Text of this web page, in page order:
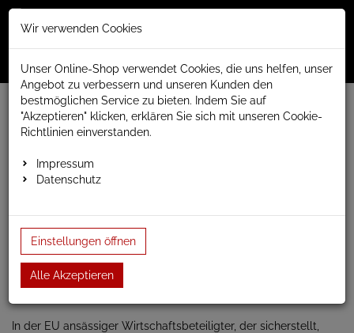
Menü
www.anapont.eu
Badheizkörper
Paneel- und Röhrenheizkörper
Verus
Verantwortliche Person für die EU
In der EU ansässiger Wirtschaftsbeteiligter, der sicherstellt,
Wir verwenden Cookies
Unser Online-Shop verwendet Cookies, die uns helfen, unser
Angebot zu verbessern und unseren Kunden den
bestmöglichen Service zu bieten. Indem Sie auf
"Akzeptieren" klicken, erklären Sie sich mit unseren Cookie-
Richtlinien einverstanden.
Impressum
Datenschutz
Einstellungen öffnen
Alle Akzeptieren